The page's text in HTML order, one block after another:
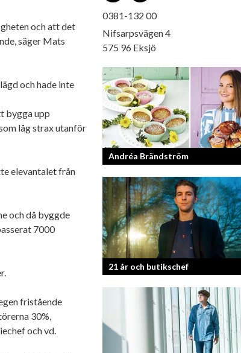
och att det
säger Mats
och hade inte
bygga upp
låg strax utanför
elevantalet från
och då byggde
7000
fristående
30%,
och vd.
0381-132 00
Nifsarpsvägen 4
575 96 Eksjö
Andréa Brändström
Vinnare av Hela Sverige Bakar 2017.
21 år och butikschef
Denis Manasiev Vukotic driver
Teknikmagasinet mot nya